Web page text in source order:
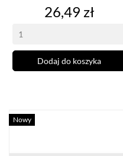
Cena
26,49 zł
Dodaj do koszyka
Nowy